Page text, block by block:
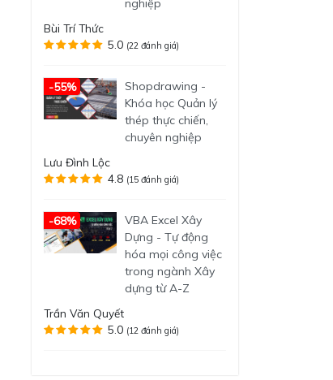
nghiệp
Bùi Trí Thức
5.0 (22 đánh giá)
-55%
Shopdrawing -
Khóa học Quản lý
thép thực chiến,
chuyên nghiệp
Lưu Đình Lộc
4.8 (15 đánh giá)
-68%
VBA Excel Xây
Dựng - Tự động
hóa mọi công việc
trong ngành Xây
dựng từ A-Z
Trần Văn Quyết
5.0 (12 đánh giá)